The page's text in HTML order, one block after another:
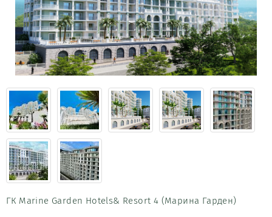
ГК Marine Garden Hotels& Resort 4 (Марина Гарден)